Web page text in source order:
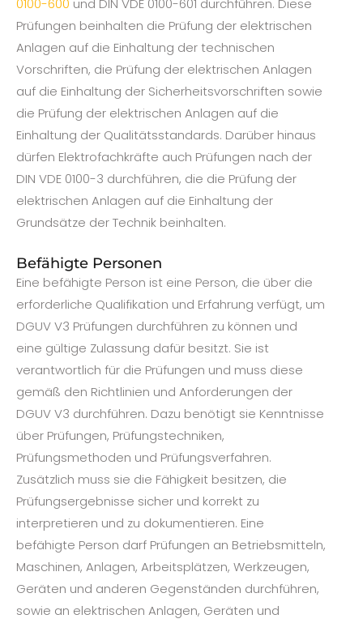
0100-600 und DIN VDE 0100-601 durchführen. Diese
Prüfungen beinhalten die Prüfung der elektrischen
Anlagen auf die Einhaltung der technischen
Vorschriften, die Prüfung der elektrischen Anlagen
auf die Einhaltung der Sicherheitsvorschriften sowie
die Prüfung der elektrischen Anlagen auf die
Einhaltung der Qualitätsstandards. Darüber hinaus
dürfen Elektrofachkräfte auch Prüfungen nach der
DIN VDE 0100-3 durchführen, die die Prüfung der
elektrischen Anlagen auf die Einhaltung der
Grundsätze der Technik beinhalten.
Befähigte Personen
Eine befähigte Person ist eine Person, die über die
erforderliche Qualifikation und Erfahrung verfügt, um
DGUV V3 Prüfungen durchführen zu können und
eine gültige Zulassung dafür besitzt. Sie ist
verantwortlich für die Prüfungen und muss diese
gemäß den Richtlinien und Anforderungen der
DGUV V3 durchführen. Dazu benötigt sie Kenntnisse
über Prüfungen, Prüfungstechniken,
Prüfungsmethoden und Prüfungsverfahren.
Zusätzlich muss sie die Fähigkeit besitzen, die
Prüfungsergebnisse sicher und korrekt zu
interpretieren und zu dokumentieren. Eine
befähigte Person darf Prüfungen an Betriebsmitteln,
Maschinen, Anlagen, Arbeitsplätzen, Werkzeugen,
Geräten und anderen Gegenständen durchführen,
sowie an elektrischen Anlagen, Geräten und